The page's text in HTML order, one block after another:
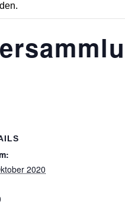
2020